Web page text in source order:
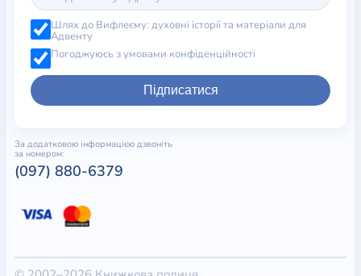
Шлях до Вифлеєму: духовні історії та матеріали для
Адвенту
Погоджуюсь з умовами конфіденційності
Підписатися
За додатковою інформацією дзвоніть
за номером:
(097) 880-6379